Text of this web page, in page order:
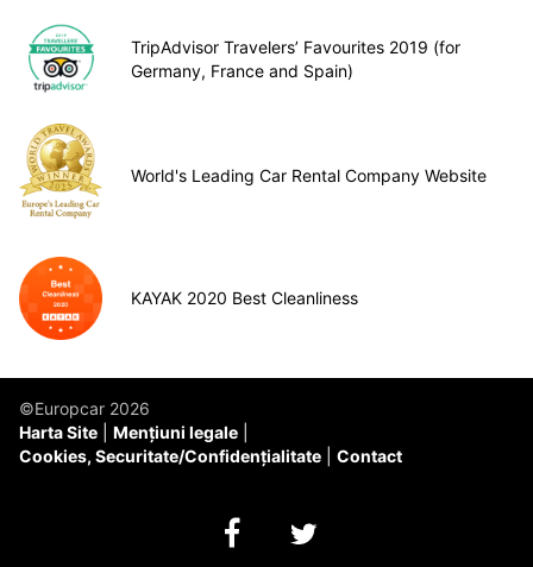
TripAdvisor Travelers’ Favourites 2019 (for
Germany, France and Spain)
World's Leading Car Rental Company Website
KAYAK 2020 Best Cleanliness
©Europcar 2026
Harta Site
Mențiuni legale
Cookies, Securitate/Confidențialitate
Contact